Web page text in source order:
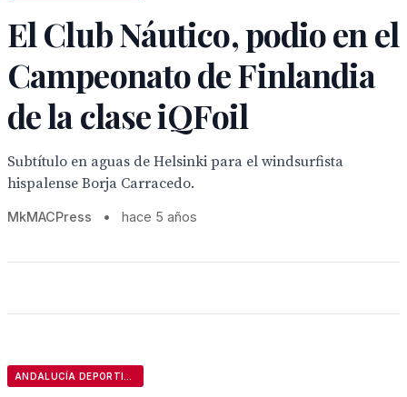
El Club Náutico, podio en el
Campeonato de Finlandia
de la clase iQFoil
Subtítulo en aguas de Helsinki para el windsurfista
hispalense Borja Carracedo.
MkMACPress • hace 5 años